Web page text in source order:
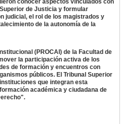
conocer aspectos vinculados con
de Justicia y formular
judicial, el rol de los magistrados y
de la autonomía de la
(PROCAI) de la Facultad de
la participación activa de los
de formación y encuentros con
públicos. El Tribunal Superior
que integran esta
académica y ciudadana de